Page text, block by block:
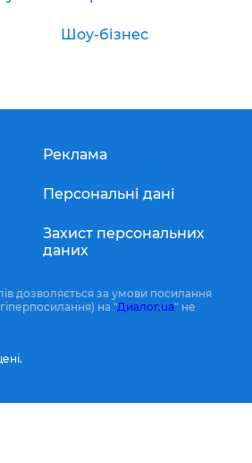
Шоу-бізнес
Реклама
Персональні дані
Захист персональних
даних
дозволяється за умови посилання
на "Диалог.ua" не